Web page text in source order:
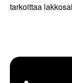
tarkoittaa